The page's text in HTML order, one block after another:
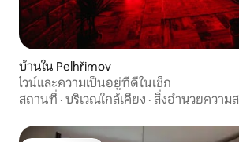
บ้านใน Pelhřimov
ไวน์และความเป็นอยู่ที่ดีในเช็ก
สถานที่ · บริเวณใกล้เคียง · สิ่งอำนวยความ